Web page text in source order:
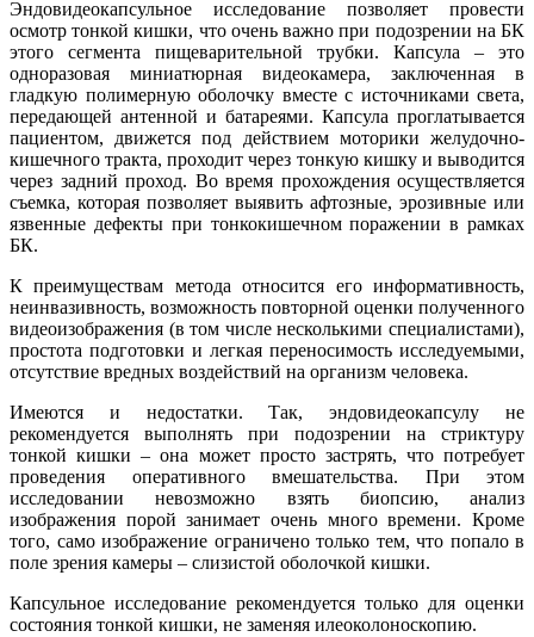
Эндовидеокапсульное исследование позволяет провести
осмотр тонкой кишки, что очень важно при подозрении на БК
этого сегмента пищеварительной трубки. Капсула – это
одноразовая миниатюрная видеокамера, заключенная в
гладкую полимерную оболочку вместе с источниками света,
передающей антенной и батареями. Капсула проглатывается
пациентом, движется под действием моторики желудочно-
кишечного тракта, проходит через тонкую кишку и выводится
через задний проход. Во время прохождения осуществляется
съемка, которая позволяет выявить афтозные, эрозивные или
язвенные дефекты при тонкокишечном поражении в рамках
БК.
К преимуществам метода относится его информативность,
неинвазивность, возможность повторной оценки полученного
видеоизображения (в том числе несколькими специалистами),
простота подготовки и легкая переносимость исследуемыми,
отсутствие вредных воздействий на организм человека.
Имеются и недостатки. Так, эндовидеокапсулу не
рекомендуется выполнять при подозрении на стриктуру
тонкой кишки – она может просто застрять, что потребует
проведения оперативного вмешательства. При этом
исследовании невозможно взять биопсию, анализ
изображения порой занимает очень много времени. Кроме
того, само изображение ограничено только тем, что попало в
поле зрения камеры – слизистой оболочкой кишки.
Капсульное исследование рекомендуется только для оценки
состояния тонкой кишки, не заменяя илеоколоноскопию.